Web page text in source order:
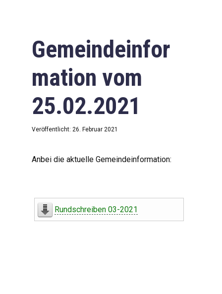
Downloads
Impressum
Datenschutzerklärung
Gemeindeinfor
mation vom
25.02.2021
Veröffentlicht: 26. Februar 2021
Anbei die aktuelle Gemeindeinformation:
Rundschreiben 03-2021